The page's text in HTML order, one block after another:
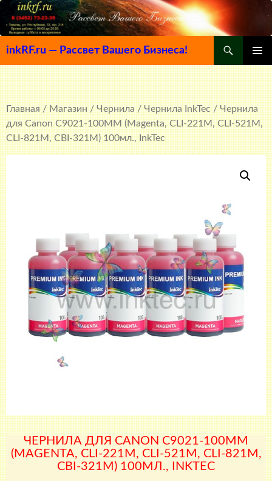
inkRF.ru — Рассвет Вашего Бизнеса!
МЕНЮ
К
СОДЕРЖИМОМУ
Главная/Магазин/Чернила/Чернила InkTec/ Чернила
для Canon C9021-100MM (Magenta, CLI-221M, CLI-521M,
CLI-821M, CBI-321M) 100мл., InkTec
ЧЕРНИЛА ДЛЯ CANON C9021-100MM
(MAGENTA, CLI-221M, CLI-521M, CLI-821M,
CBI-321M) 100МЛ., INKTEC